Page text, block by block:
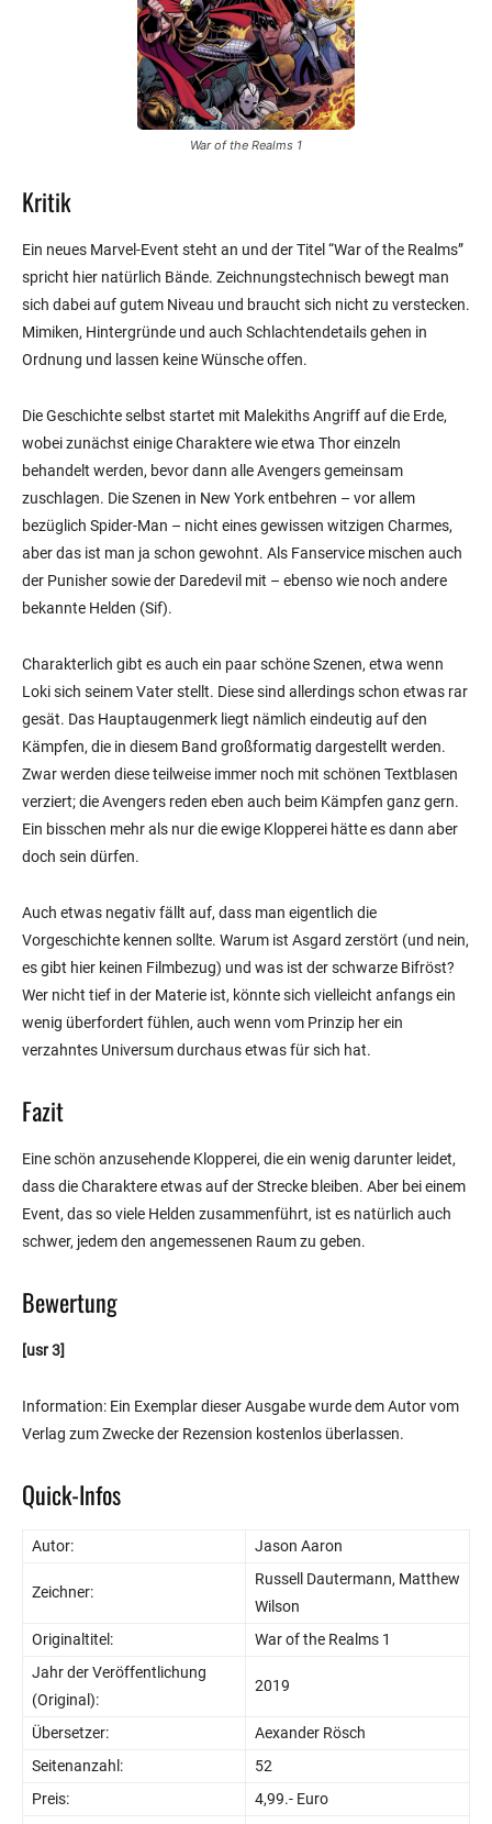
War of the Realms 1
Kritik
Ein neues Marvel-Event steht an und der Titel “War of the Realms”
spricht hier natürlich Bände. Zeichnungstechnisch bewegt man
sich dabei auf gutem Niveau und braucht sich nicht zu verstecken.
Mimiken, Hintergründe und auch Schlachtendetails gehen in
Ordnung und lassen keine Wünsche offen.
Die Geschichte selbst startet mit Malekiths Angriff auf die Erde,
wobei zunächst einige Charaktere wie etwa Thor einzeln
behandelt werden, bevor dann alle Avengers gemeinsam
zuschlagen. Die Szenen in New York entbehren – vor allem
bezüglich Spider-Man – nicht eines gewissen witzigen Charmes,
aber das ist man ja schon gewohnt. Als Fanservice mischen auch
der Punisher sowie der Daredevil mit – ebenso wie noch andere
bekannte Helden (Sif).
Charakterlich gibt es auch ein paar schöne Szenen, etwa wenn
Loki sich seinem Vater stellt. Diese sind allerdings schon etwas rar
gesät. Das Hauptaugenmerk liegt nämlich eindeutig auf den
Kämpfen, die in diesem Band großformatig dargestellt werden.
Zwar werden diese teilweise immer noch mit schönen Textblasen
verziert; die Avengers reden eben auch beim Kämpfen ganz gern.
Ein bisschen mehr als nur die ewige Klopperei hätte es dann aber
doch sein dürfen.
Auch etwas negativ fällt auf, dass man eigentlich die
Vorgeschichte kennen sollte. Warum ist Asgard zerstört (und nein,
es gibt hier keinen Filmbezug) und was ist der schwarze Bifröst?
Wer nicht tief in der Materie ist, könnte sich vielleicht anfangs ein
wenig überfordert fühlen, auch wenn vom Prinzip her ein
verzahntes Universum durchaus etwas für sich hat.
Fazit
Eine schön anzusehende Klopperei, die ein wenig darunter leidet,
dass die Charaktere etwas auf der Strecke bleiben. Aber bei einem
Event, das so viele Helden zusammenführt, ist es natürlich auch
schwer, jedem den angemessenen Raum zu geben.
Bewertung
[usr 3]
Information: Ein Exemplar dieser Ausgabe wurde dem Autor vom
Verlag zum Zwecke der Rezension kostenlos überlassen.
Quick-Infos
Autor: Jason Aaron
Zeichner:
Russell Dautermann, Matthew
Wilson
Originaltitel:
War of the Realms 1
Jahr der Veröffentlichung
(Original):
2019
Übersetzer:
Aexander Rösch
Seitenanzahl:
52
Preis:
4,99.- Euro